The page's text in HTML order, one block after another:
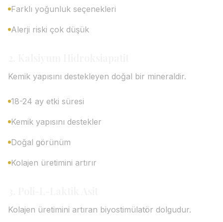
Farklı yoğunluk seçenekleri
Alerji riski çok düşük
Kemik yapısını destekleyen doğal bir mineraldir.
18-24 ay etki süresi
Kemik yapısını destekler
Doğal görünüm
Kolajen üretimini artırır
Kolajen üretimini artıran biyostimülatör dolgudur.